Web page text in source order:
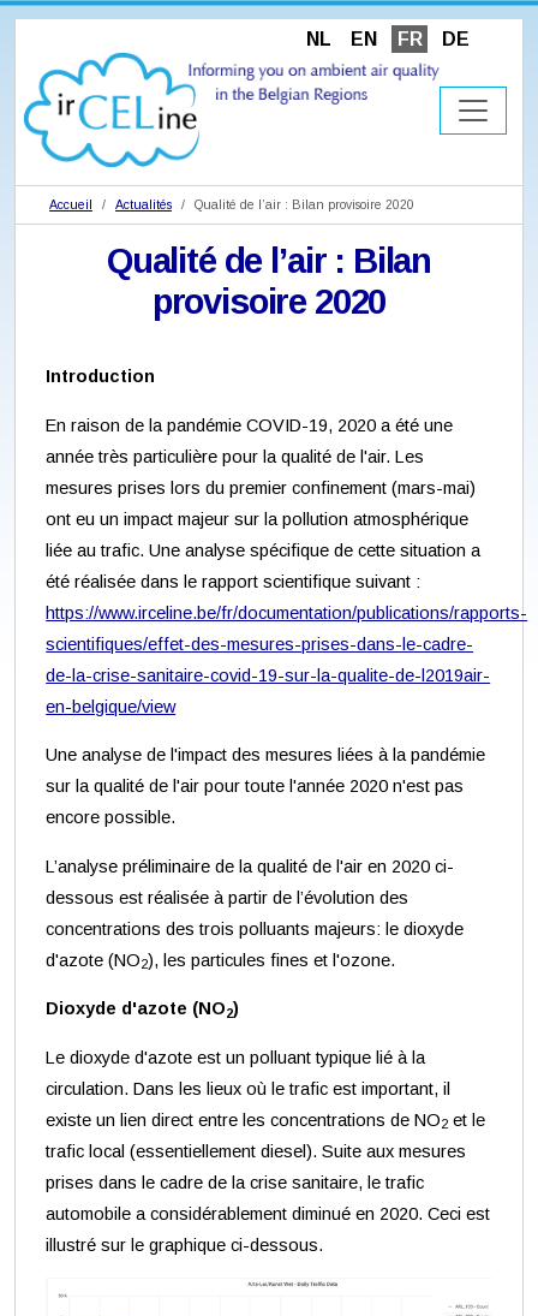
NL EN FR DE
Accueil Actualités Qualité de l’air : Bilan provisoire 2020
Qualité de l’air : Bilan
provisoire 2020
Introduction
En raison de la pandémie COVID-19, 2020 a été une
année très particulière pour la qualité de l'air. Les
mesures prises lors du premier confinement (mars-mai)
ont eu un impact majeur sur la pollution atmosphérique
liée au trafic. Une analyse spécifique de cette situation a
été réalisée dans le rapport scientifique suivant :
https://www.irceline.be/fr/documentation/publications/rapports-
scientifiques/effet-des-mesures-prises-dans-le-cadre-
de-la-crise-sanitaire-covid-19-sur-la-qualite-de-l2019air-
en-belgique/view
Une analyse de l'impact des mesures liées à la pandémie
sur la qualité de l'air pour toute l'année 2020 n'est pas
encore possible.
L’analyse préliminaire de la qualité de l'air en 2020 ci-
dessous est réalisée à partir de l’évolution des
concentrations des trois polluants majeurs: le dioxyde
d'azote (NO2), les particules fines et l'ozone.
Dioxyde d'azote (NO2)
Le dioxyde d'azote est un polluant typique lié à la
circulation. Dans les lieux où le trafic est important, il
existe un lien direct entre les concentrations de NO2 et le
trafic local (essentiellement diesel). Suite aux mesures
prises dans le cadre de la crise sanitaire, le trafic
automobile a considérablement diminué en 2020. Ceci est
illustré sur le graphique ci-dessous.